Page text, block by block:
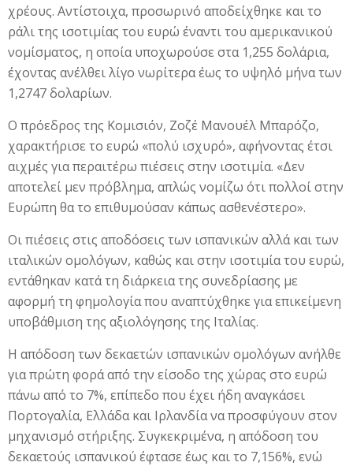
χρέους. Αντίστοιχα, προσωρινό αποδείχθηκε και το
ράλι της ισοτιμίας του ευρώ έναντι του αμερικανικού
νομίσματος, η οποία υποχωρούσε στα 1,255 δολάρια,
έχοντας ανέλθει λίγο νωρίτερα έως το υψηλό μήνα των
1,2747 δολαρίων.
Ο πρόεδρος της Κομισιόν, Ζοζέ Μανουέλ Μπαρόζο,
χαρακτήρισε το ευρώ «πολύ ισχυρό», αφήνοντας έτσι
αιχμές για περαιτέρω πιέσεις στην ισοτιμία. «Δεν
αποτελεί μεν πρόβλημα, απλώς νομίζω ότι πολλοί στην
Ευρώπη θα το επιθυμούσαν κάπως ασθενέστερο».
Οι πιέσεις στις αποδόσεις των ισπανικών αλλά και των
ιταλικών ομολόγων, καθώς και στην ισοτιμία του ευρώ,
εντάθηκαν κατά τη διάρκεια της συνεδρίασης με
αφορμή τη φημολογία που αναπτύχθηκε για επικείμενη
υποβάθμιση της αξιολόγησης της Ιταλίας.
Η απόδοση των δεκαετών ισπανικών ομολόγων ανήλθε
για πρώτη φορά από την είσοδο της χώρας στο ευρώ
πάνω από το 7%, επίπεδο που έχει ήδη αναγκάσει
Πορτογαλία, Ελλάδα και Ιρλανδία να προσφύγουν στον
μηχανισμό στήριξης. Συγκεκριμένα, η απόδοση του
δεκαετούς ισπανικού έφτασε έως και το 7,156%, ενώ